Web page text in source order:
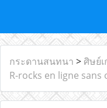
กระดานสนทนา > ศิษย์
R-rocks en ligne